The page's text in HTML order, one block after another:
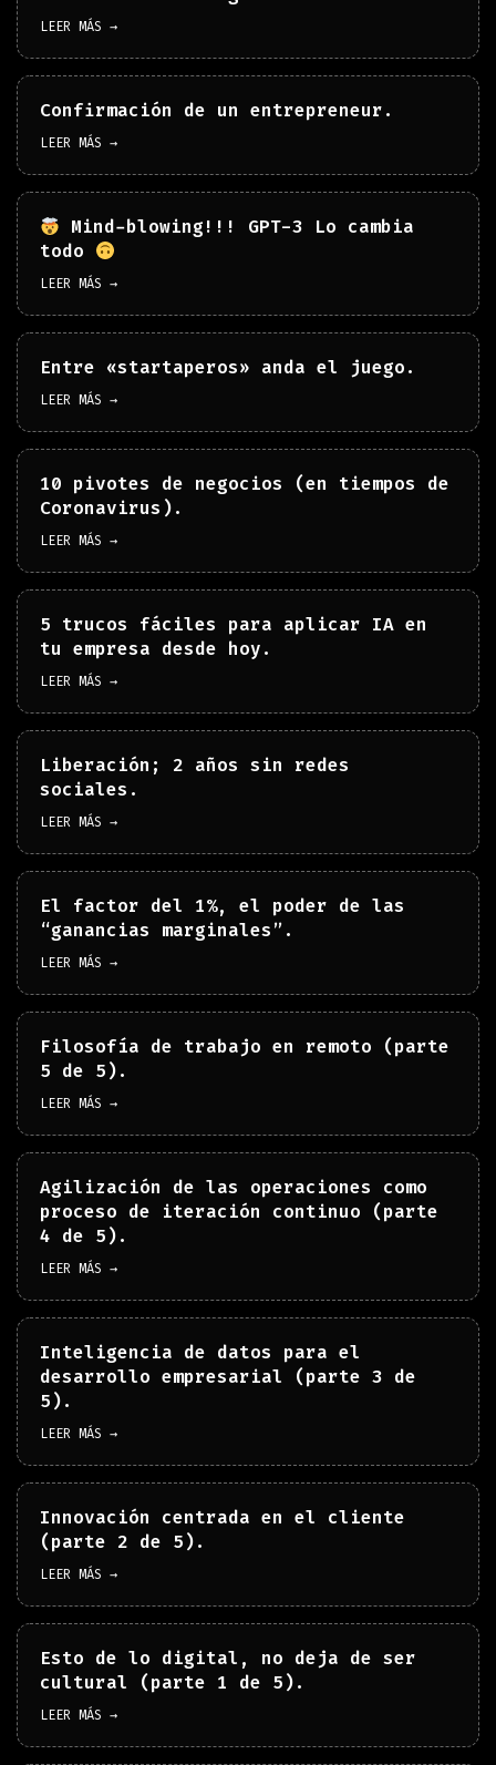
LEER MÁS →
Confirmación de un entrepreneur.
LEER MÁS →
Mind-blowing!!! GPT-3 Lo cambia
todo
LEER MÁS →
Entre «startaperos» anda el juego.
LEER MÁS →
10 pivotes de negocios (en tiempos de
Coronavirus).
LEER MÁS →
5 trucos fáciles para aplicar IA en
tu empresa desde hoy.
LEER MÁS →
Liberación; 2 años sin redes
sociales.
LEER MÁS →
El factor del 1%, el poder de las
“ganancias marginales”.
LEER MÁS →
Filosofía de trabajo en remoto (parte
5 de 5).
LEER MÁS →
Agilización de las operaciones como
proceso de iteración continuo (parte
4 de 5).
LEER MÁS →
Inteligencia de datos para el
desarrollo empresarial (parte 3 de
5).
LEER MÁS →
Innovación centrada en el cliente
(parte 2 de 5).
LEER MÁS →
Esto de lo digital, no deja de ser
cultural (parte 1 de 5).
LEER MÁS →